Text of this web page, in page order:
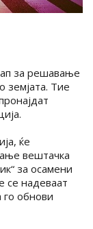
за решавање
земјата. Тие
ќе
вештачка
за осамени
се надеваат
го обнови